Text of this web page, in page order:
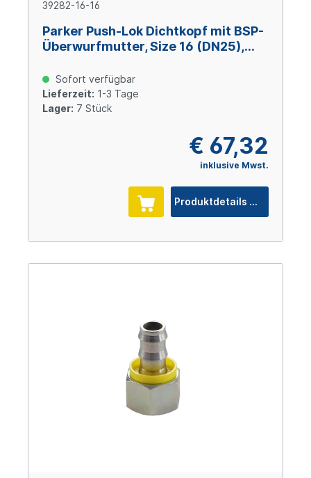
39282-16-16
Parker Push-Lok Dichtkopf mit BSP-
Überwurfmutter, Size 16 (DN25),
Sofort verfügbar
Lieferzeit: 1-3 Tage
Lager: 7 Stück
€ 67,32
inklusive Mwst.
Produktdetails